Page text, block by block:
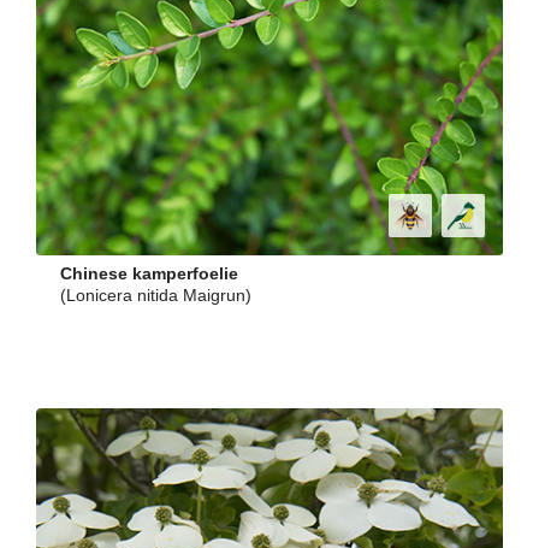
Chinese kamperfoelie
(Lonicera nitida Maigrun)